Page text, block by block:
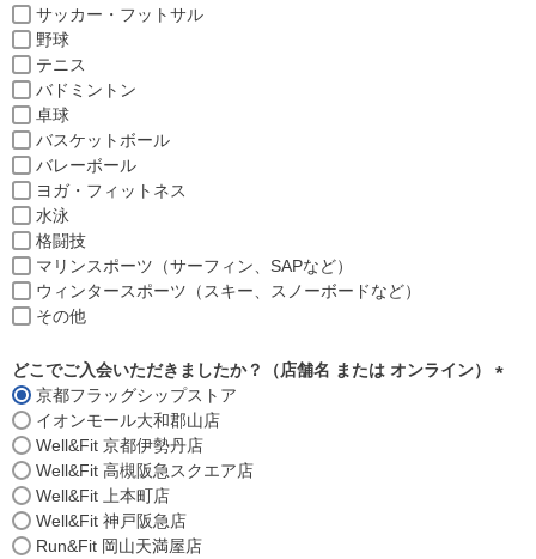
サッカー・フットサル
野球
テニス
バドミントン
卓球
バスケットボール
バレーボール
ヨガ・フィットネス
水泳
格闘技
マリンスポーツ（サーフィン、SAPなど）
ウィンタースポーツ（スキー、スノーボードなど）
その他
どこでご入会いただきましたか？（店舗名 または オンライン）
京都フラッグシップストア
イオンモール大和郡山店
Well&Fit 京都伊勢丹店
Well&Fit 高槻阪急スクエア店
Well&Fit 上本町店
Well&Fit 神戸阪急店
Run&Fit 岡山天満屋店